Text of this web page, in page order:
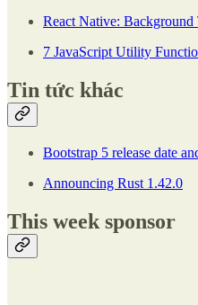
React Native: Background
7 JavaScript Utility
Tin tức khác
Bootstrap 5 release date
Announcing Rust 1.42.0
This week sponsor